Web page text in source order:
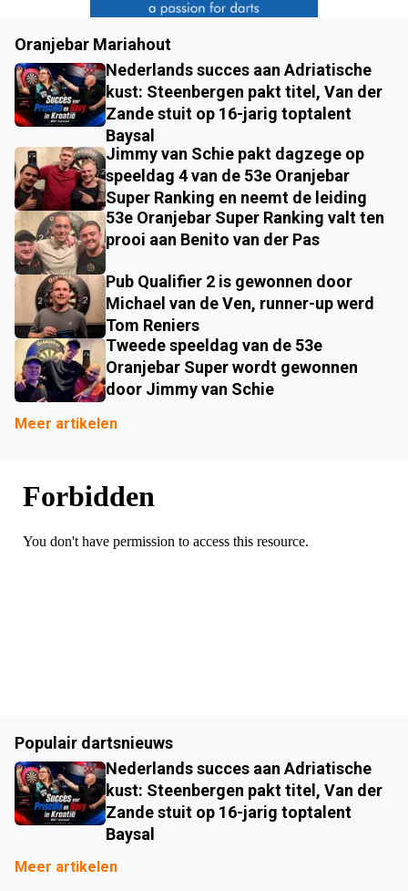
Oranjebar Mariahout
Nederlands succes aan Adriatische
kust: Steenbergen pakt titel, Van der
Zande stuit op 16-jarig toptalent
Baysal
Jimmy van Schie pakt dagzege op
speeldag 4 van de 53e Oranjebar
Super Ranking en neemt de leiding
53e Oranjebar Super Ranking valt ten
prooi aan Benito van der Pas
Pub Qualifier 2 is gewonnen door
Michael van de Ven, runner-up werd
Tom Reniers
Tweede speeldag van de 53e
Oranjebar Super wordt gewonnen
door Jimmy van Schie
Meer artikelen
Populair dartsnieuws
Nederlands succes aan Adriatische
kust: Steenbergen pakt titel, Van der
Zande stuit op 16-jarig toptalent
Baysal
Meer artikelen